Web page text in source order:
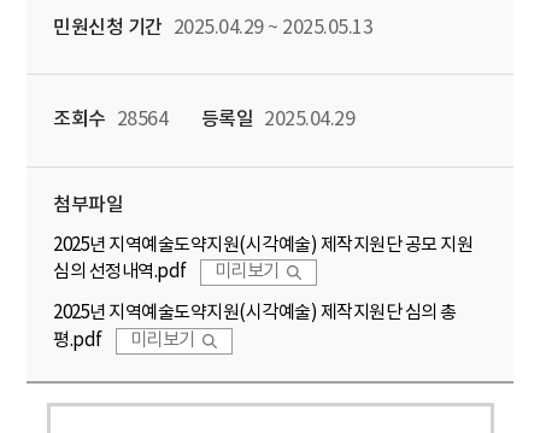
민원신청 기간 2025.04.29 ~ 2025.05.13
조회수 28564 등록일 2025.04.29
첨부파일
2025년 지역예술도약지원(시각예술) 제작지원단 공모 지원
심의 선정내역.pdf
미리보기
2025년 지역예술도약지원(시각예술) 제작지원단 심의 총
평.pdf
미리보기